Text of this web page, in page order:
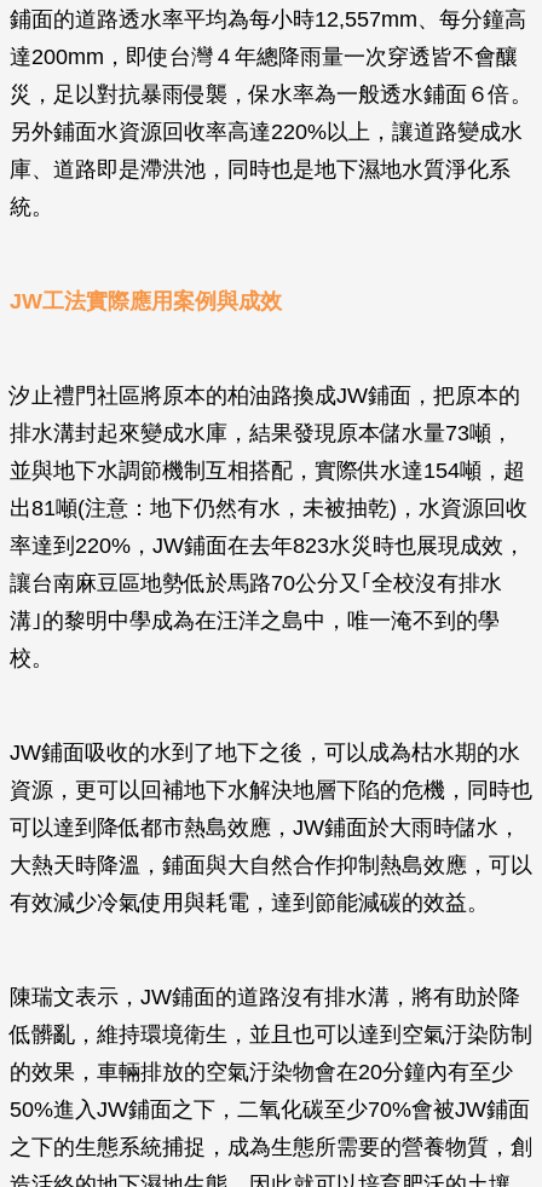
鋪面的道路透水率平均為每小時12,557mm、每分鐘高
達200mm，即使台灣４年總降雨量一次穿透皆不會釀
災，足以對抗暴雨侵襲，保水率為一般透水鋪面６倍。
另外鋪面水資源回收率高達220%以上，讓道路變成水
庫、道路即是滯洪池，同時也是地下濕地水質淨化系
統。
JW工法實際應用案例與成效
汐止禮門社區將原本的柏油路換成JW鋪面，把原本的
排水溝封起來變成水庫，結果發現原本儲水量73噸，
並與地下水調節機制互相搭配，實際供水達154噸，超
出81噸(注意：地下仍然有水，未被抽乾)，水資源回收
率達到220%，JW鋪面在去年823水災時也展現成效，
讓台南麻豆區地勢低於馬路70公分又｢全校沒有排水
溝｣的黎明中學成為在汪洋之島中，唯一淹不到的學
校。
JW鋪面吸收的水到了地下之後，可以成為枯水期的水
資源，更可以回補地下水解決地層下陷的危機，同時也
可以達到降低都市熱島效應，JW鋪面於大雨時儲水，
大熱天時降溫，鋪面與大自然合作抑制熱島效應，可以
有效減少冷氣使用與耗電，達到節能減碳的效益。
陳瑞文表示，JW鋪面的道路沒有排水溝，將有助於降
低髒亂，維持環境衛生，並且也可以達到空氣汙染防制
的效果，車輛排放的空氣汙染物會在20分鐘內有至少
50%進入JW鋪面之下，二氧化碳至少70%會被JW鋪面
之下的生態系統捕捉，成為生態所需要的營養物質，創